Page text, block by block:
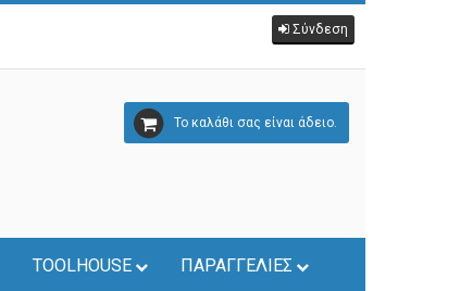
Σύνδεση
Το καλάθι σας είναι άδειο.
TOOLHOUSE ΠΑΡΑΓΓΕΛΙΕΣ